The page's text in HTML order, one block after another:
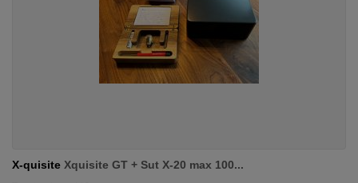
X-quisite Xquisite GT + Sut X-20 max 100...